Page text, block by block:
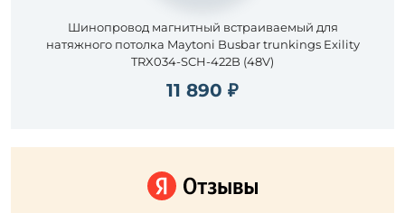
Шинопровод магнитный встраиваемый для
натяжного потолка Maytoni Busbar trunkings Exility
TRX034-SCH-422B (48V)
11 890 ₽